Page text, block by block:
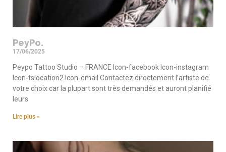
PeyPo.
17/06/2025
Peypo Tattoo Studio – FRANCE Icon-facebook Icon-instagram
Icon-tslocation2 Icon-email Contactez directement l’artiste de
votre choix car la plupart sont très demandés et auront planifié
leurs
Lire plus »